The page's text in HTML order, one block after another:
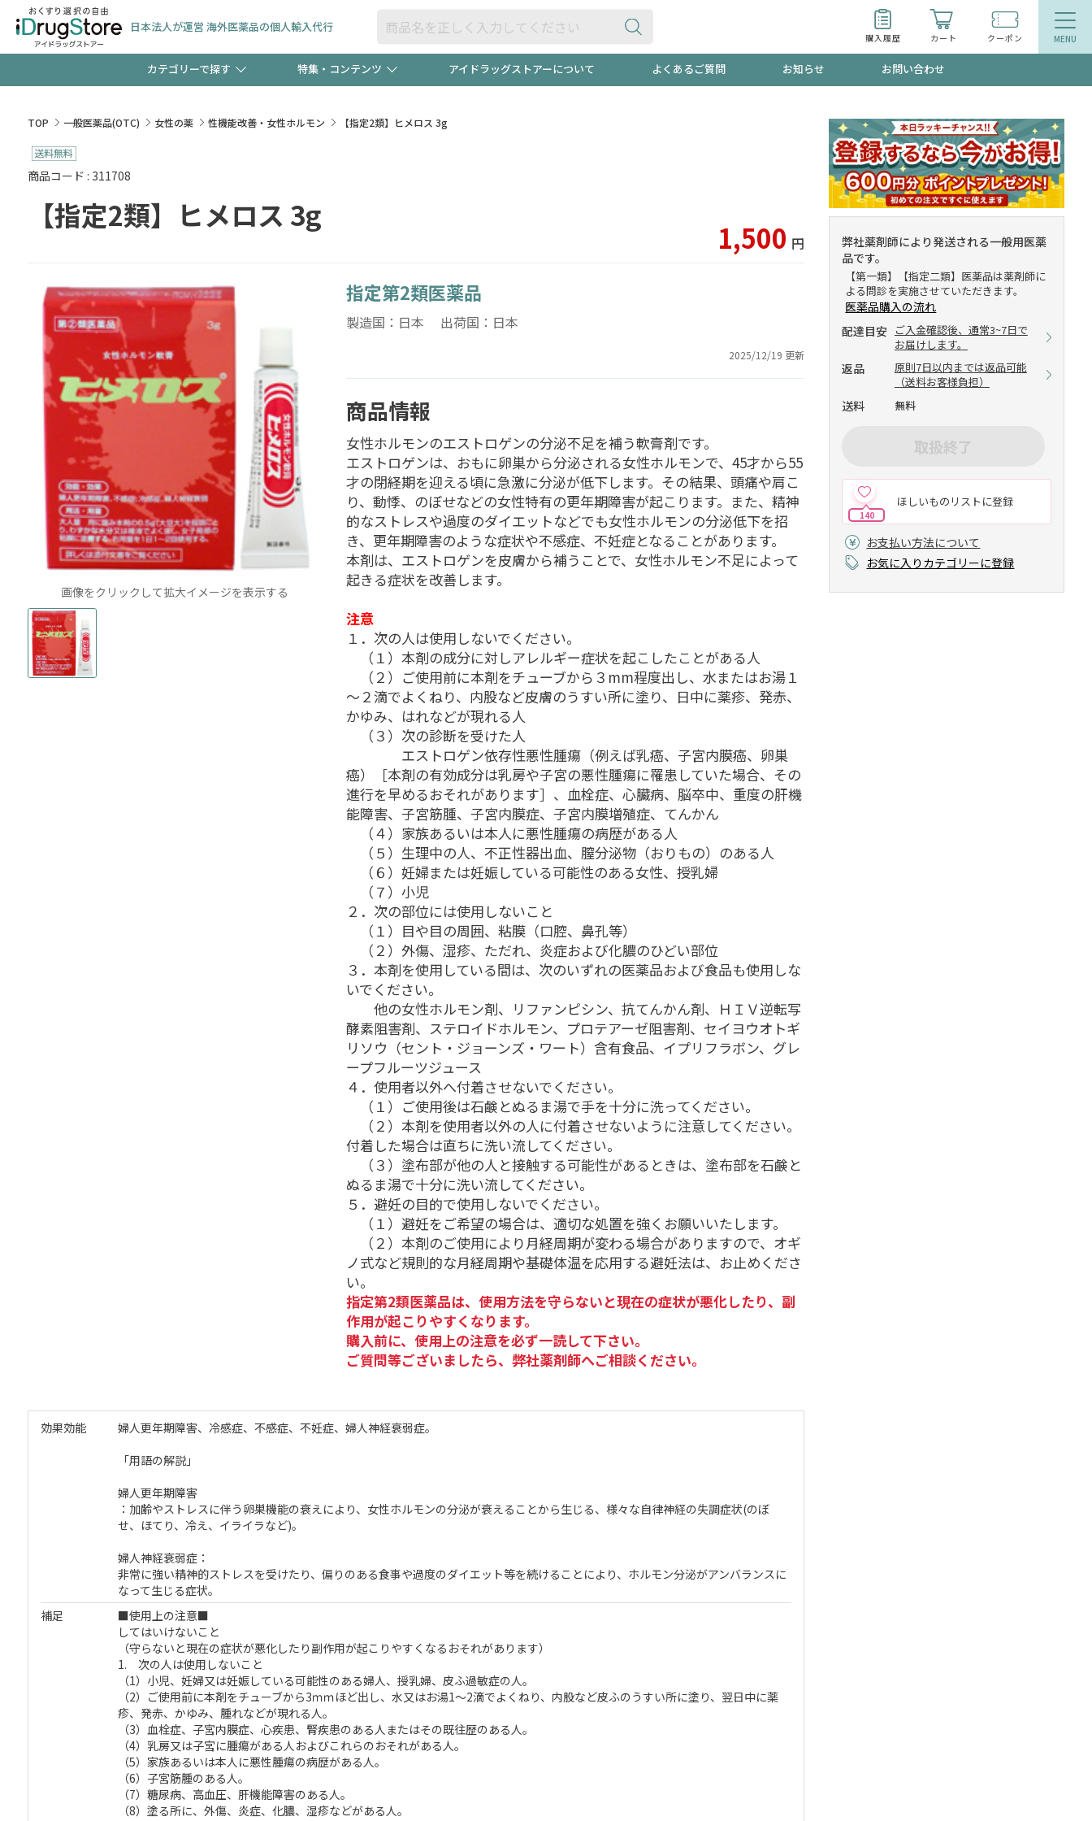
日本法人が運営 海外医薬品の個人輸入代行
購入履歴 カート クーポン
カテゴリーで探す
食品
検査キット
特集・コンテンツ
【週末限定】新規会員登録ポイント2倍600円分プレ
【早割】お得なクーポン"3種類"出現中！今月のスト
極冷メントールで、夏の頭皮ストレスを完全リセッ
ト！
新規登録で！今すぐ使えるクーポンプレゼント中！！
当店スタッフが贈る音声プログラム 友だち大募集！限定クーポンも不定期配信
アイドラッグストアーについて よくあるご質問 お知らせ お問い合わせ
TOP 一般医薬品(OTC) 女性の薬 性機能改善・女性ホルモン 【指定2類】ヒメロス 3g
商品コード : 311708
【指定2類】ヒメロス 3g
1,500 円
画像をクリックして拡大イメージを表示する
指定第2類医薬品
製造国：日本 出荷国：日本
2025/12/19 更新
商品情報
女性ホルモンのエストロゲンの分泌不足を補う軟膏剤です。
エストロゲンは、おもに卵巣から分泌される女性ホルモンで、45才から55
才の閉経期を迎える頃に急激に分泌が低下します。その結果、頭痛や肩こ
り、動悸、のぼせなどの女性特有の更年期障害が起こります。また、精神
的なストレスや過度のダイエットなどでも女性ホルモンの分泌低下を招
き、更年期障害のような症状や不感症、不妊症となることがあります。
本剤は、エストロゲンを皮膚から補うことで、女性ホルモン不足によって
起きる症状を改善します。
注意
１．次の人は使用しないでください。
（１）本剤の成分に対しアレルギー症状を起こしたことがある人
（２）ご使用前に本剤をチューブから３mm程度出し、水またはお湯１
～２滴でよくねり、内股など皮膚のうすい所に塗り、日中に薬疹、発赤、
かゆみ、はれなどが現れる人
（３）次の診断を受けた人
エストロゲン依存性悪性腫瘍（例えば乳癌、子宮内膜癌、卵巣
癌）［本剤の有効成分は乳房や子宮の悪性腫瘍に罹患していた場合、その
進行を早めるおそれがあります］、血栓症、心臓病、脳卒中、重度の肝機
能障害、子宮筋腫、子宮内膜症、子宮内膜増殖症、てんかん
（４）家族あるいは本人に悪性腫瘍の病歴がある人
（５）生理中の人、不正性器出血、膣分泌物（おりもの）のある人
（６）妊婦または妊娠している可能性のある女性、授乳婦
（７）小児
２．次の部位には使用しないこと
（１）目や目の周囲、粘膜（口腔、鼻孔等）
（２）外傷、湿疹、ただれ、炎症および化膿のひどい部位
３．本剤を使用している間は、次のいずれの医薬品および食品も使用しな
いでください。
他の女性ホルモン剤、リファンピシン、抗てんかん剤、ＨＩＶ逆転写
酵素阻害剤、ステロイドホルモン、プロテアーゼ阻害剤、セイヨウオトギ
リソウ（セント・ジョーンズ・ワート）含有食品、イプリフラボン、グレ
ープフルーツジュース
４．使用者以外へ付着させないでください。
（１）ご使用後は石鹸とぬるま湯で手を十分に洗ってください。
（２）本剤を使用者以外の人に付着させないように注意してください。
付着した場合は直ちに洗い流してください。
（３）塗布部が他の人と接触する可能性があるときは、塗布部を石鹸と
ぬるま湯で十分に洗い流してください。
５．避妊の目的で使用しないでください。
（１）避妊をご希望の場合は、適切な処置を強くお願いいたします。
（２）本剤のご使用により月経周期が変わる場合がありますので、オギ
ノ式など規則的な月経周期や基礎体温を応用する避妊法は、お止めくださ
い。
指定第2類医薬品は、使用方法を守らないと現在の症状が悪化したり、副
作用が起こりやすくなります。
購入前に、使用上の注意を必ず一読して下さい。
ご質問等ございましたら、弊社薬剤師へご相談ください。
弊社薬剤師により発送される一般用医薬
品です。
【第一類】【指定二類】医薬品は薬剤師に
よる問診を実施させていただきます。
医薬品購入の流れ
配達目安 ご入金確認後、通常3~7日で
お届けします。
返品
原則7日以内までは返品可能
（送料お客様負担）
送料 無料
取扱終了
ほしいものリストに登録
140
お支払い方法について
お気に入りカテゴリーに登録
効果効能
婦人更年期障害、冷感症、不感症、不妊症、婦人神経衰弱症。
「用語の解説」
婦人更年期障害
：加齢やストレスに伴う卵巣機能の衰えにより、女性ホルモンの分泌が衰えることから生じる、様々な自律神経の失調症状(のぼ
せ、ほてり、冷え、イライラなど)。
婦人神経衰弱症：
非常に強い精神的ストレスを受けたり、偏りのある食事や過度のダイエット等を続けることにより、ホルモン分泌がアンバランスに
なって生じる症状。
補足
■使用上の注意■
してはいけないこと
（守らないと現在の症状が悪化したり副作用が起こりやすくなるおそれがあります）
1. 次の人は使用しないこと
（1）小児、妊婦又は妊娠している可能性のある婦人、授乳婦、皮ふ過敏症の人。
（2）ご使用前に本剤をチューブから3ｍｍほど出し、水又はお湯1～2滴でよくねり、内股など皮ふのうすい所に塗り、翌日中に薬
疹、発赤、かゆみ、腫れなどが現れる人。
（3）血栓症、子宮内膜症、心疾患、腎疾患のある人またはその既往歴のある人。
（4）乳房又は子宮に腫瘍がある人およびこれらのおそれがある人。
（5）家族あるいは本人に悪性腫瘍の病歴がある人。
（6）子宮筋腫のある人。
（7）糖尿病、高血圧、肝機能障害のある人。
（8）塗る所に、外傷、炎症、化膿、湿疹などがある人。